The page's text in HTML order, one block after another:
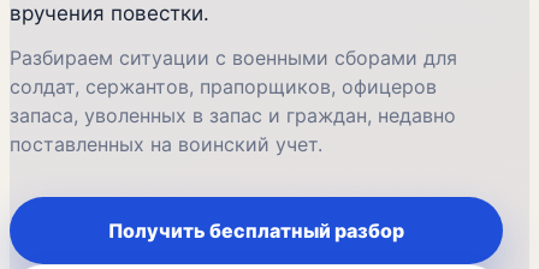
вручения повестки.
Разбираем ситуации с военными сборами для
солдат, сержантов, прапорщиков, офицеров
запаса, уволенных в запас и граждан, недавно
поставленных на воинский учет.
Получить бесплатный разбор